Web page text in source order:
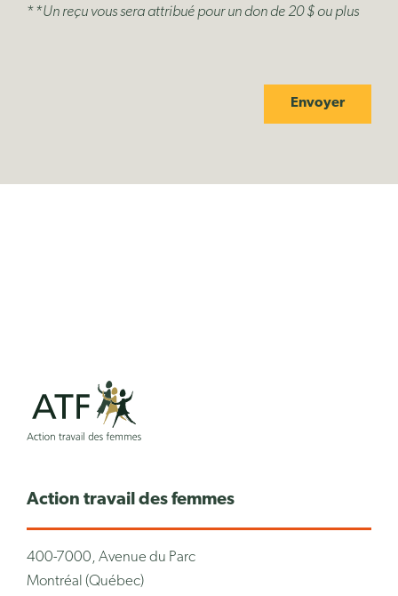
**Un reçu vous sera attribué pour un don de 20 $ ou plus
Envoyer
Action travail des femmes
400-7000, Avenue du Parc
Montréal (Québec)